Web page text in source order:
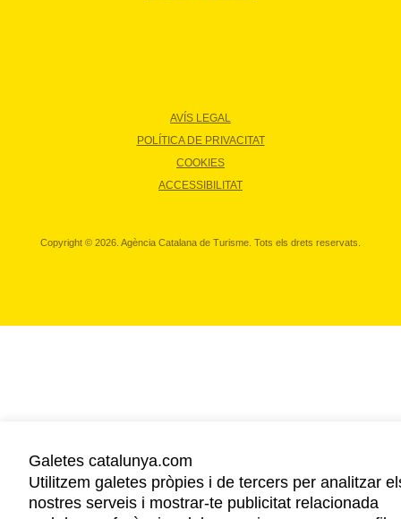
AVÍS LEGAL
POLÍTICA DE PRIVACITAT
COOKIES
ACCESSIBILITAT
Copyright © 2026. Agència Catalana de Turisme. Tots els drets reservats.
Galetes catalunya.com
Utilitzem galetes pròpies i de tercers per analitzar
nostres serveis i mostrar-te publicitat relacionada